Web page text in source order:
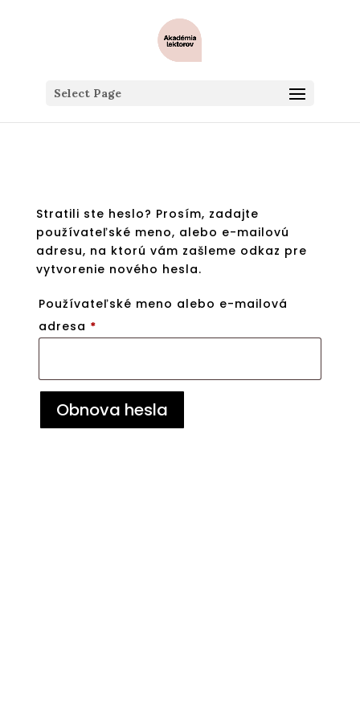
Select Page
Stratili ste heslo? Prosím, zadajte
používateľské meno, alebo e-mailovú
adresu, na ktorú vám zašleme odkaz pre
vytvorenie nového hesla.
Používateľské meno alebo e-mailová
adresa *Povinné
Obnova hesla